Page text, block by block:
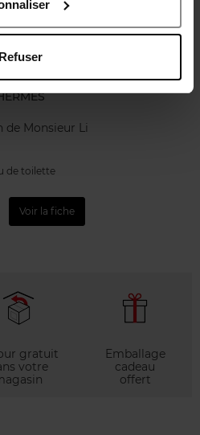
Refuser
de Monsieur Li
de toilette
Voir la fiche
gratuit
votre
Emballage
cadeau
offert